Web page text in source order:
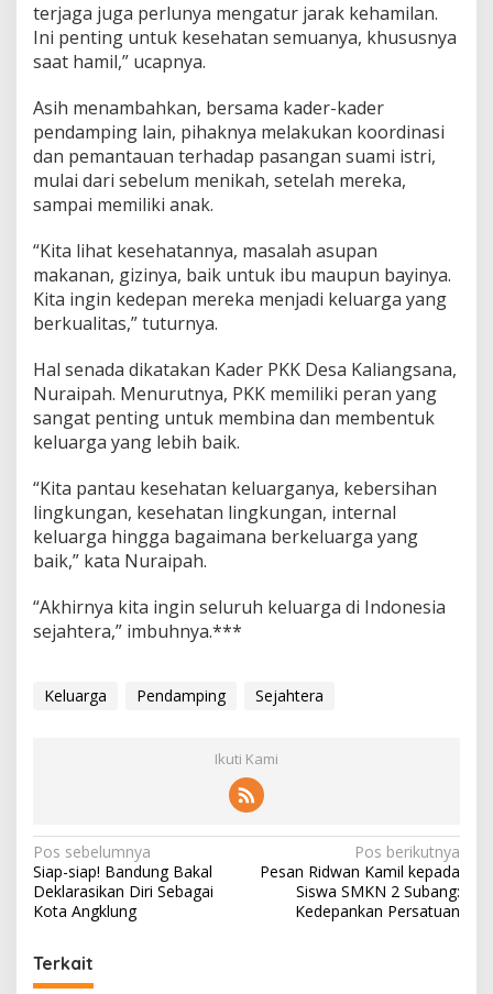
terjaga juga perlunya mengatur jarak kehamilan.
Ini penting untuk kesehatan semuanya, khususnya
saat hamil,” ucapnya.
Asih menambahkan, bersama kader-kader
pendamping lain, pihaknya melakukan koordinasi
dan pemantauan terhadap pasangan suami istri,
mulai dari sebelum menikah, setelah mereka,
sampai memiliki anak.
“Kita lihat kesehatannya, masalah asupan
makanan, gizinya, baik untuk ibu maupun bayinya.
Kita ingin kedepan mereka menjadi keluarga yang
berkualitas,” tuturnya.
Hal senada dikatakan Kader PKK Desa Kaliangsana,
Nuraipah. Menurutnya, PKK memiliki peran yang
sangat penting untuk membina dan membentuk
keluarga yang lebih baik.
“Kita pantau kesehatan keluarganya, kebersihan
lingkungan, kesehatan lingkungan, internal
keluarga hingga bagaimana berkeluarga yang
baik,” kata Nuraipah.
“Akhirnya kita ingin seluruh keluarga di Indonesia
sejahtera,” imbuhnya.***
Keluarga Pendamping Sejahtera
Ikuti Kami
N
a
v
i
g
Pos sebelumnya
Siap-siap! Bandung Bakal
Deklarasikan Diri Sebagai
Kota Angklung
Pos berikutnya
Pesan Ridwan Kamil kepada
Siswa SMKN 2 Subang:
Kedepankan Persatuan
Terkait